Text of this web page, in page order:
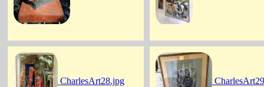
CharlesArt28.jpg